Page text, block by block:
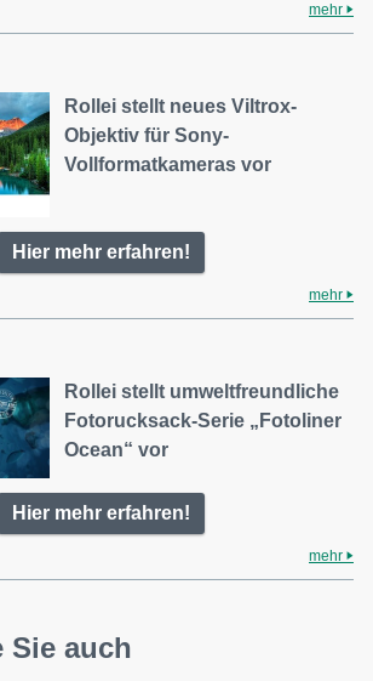
mehr
Rollei stellt neues Viltrox-
Objektiv für Sony-
Vollformatkameras vor
Hier mehr erfahren!
mehr
Rollei stellt umweltfreundliche
Fotorucksack-Serie „Fotoliner
Ocean“ vor
Hier mehr erfahren!
mehr
Sie auch